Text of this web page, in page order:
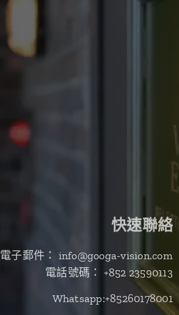
快速聯絡
電子郵件： info@googa-vision.com
電話號碼： +852 23590113
Whatsapp:+85260178001